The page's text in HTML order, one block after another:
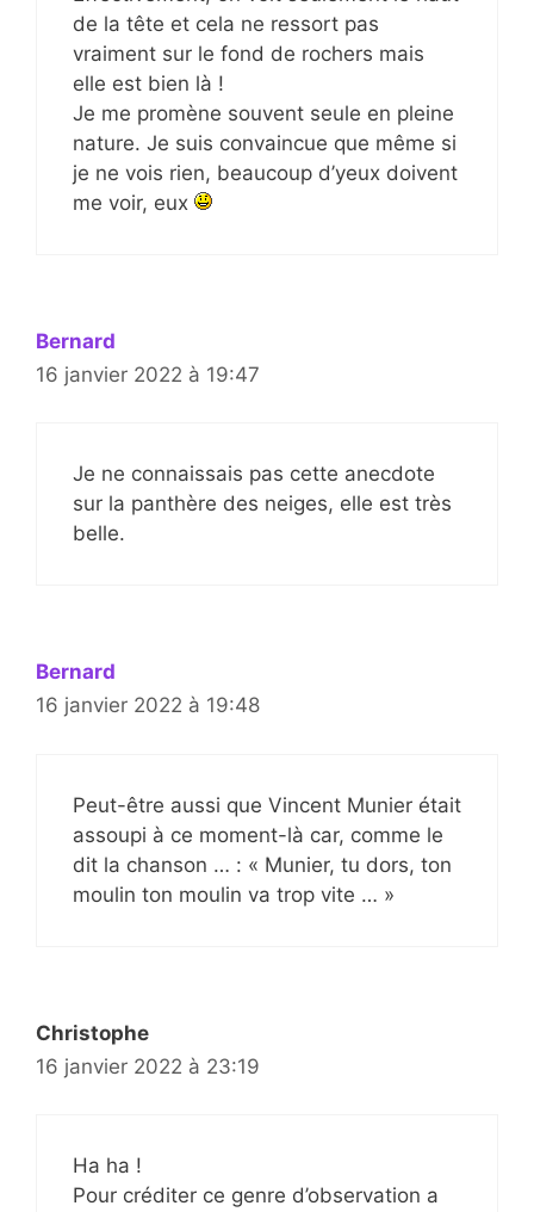
de la tête et cela ne ressort pas
vraiment sur le fond de rochers mais
elle est bien là !
Je me promène souvent seule en pleine
nature. Je suis convaincue que même si
je ne vois rien, beaucoup d’yeux doivent
me voir, eux
Bernard
16 janvier 2022 à 19:47
Je ne connaissais pas cette anecdote
sur la panthère des neiges, elle est très
belle.
Bernard
16 janvier 2022 à 19:48
Peut-être aussi que Vincent Munier était
assoupi à ce moment-là car, comme le
dit la chanson … : « Munier, tu dors, ton
moulin ton moulin va trop vite … »
Christophe
16 janvier 2022 à 23:19
Ha ha !
Pour créditer ce genre d’observation a